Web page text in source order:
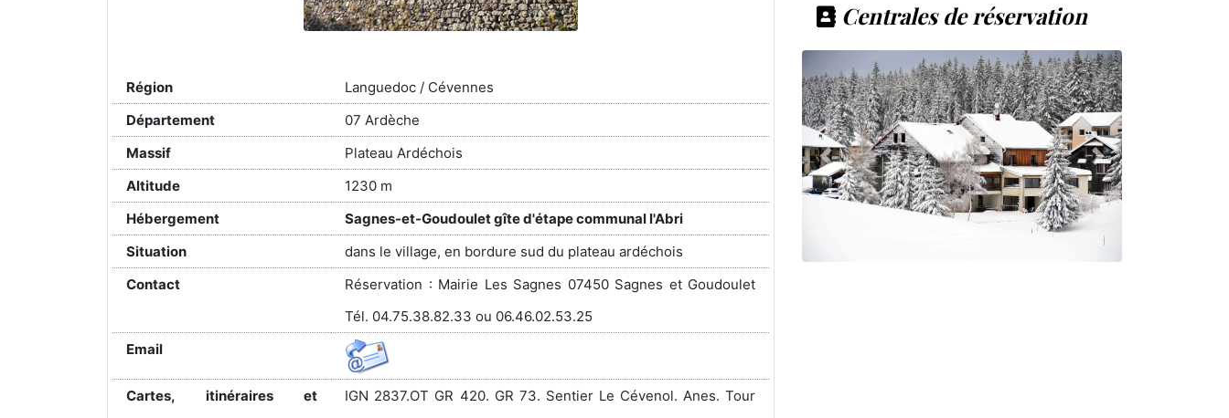
Région
Languedoc / Cévennes
Département
07 Ardèche
Massif
Plateau Ardéchois
Altitude
1230 m
Hébergement
Sagnes-et-Goudoulet gîte d'étape communal l'Abri
Situation
dans le village, en bordure sud du plateau ardéchois
Contact
Réservation : Mairie Les Sagnes 07450 Sagnes et Goudoulet
Tél. 04.75.38.82.33 ou 06.46.02.53.25
Email
Cartes, itinéraires et
IGN 2837.OT GR 420. GR 73. Sentier Le Cévenol. Anes. Tour
Centrales de réservation